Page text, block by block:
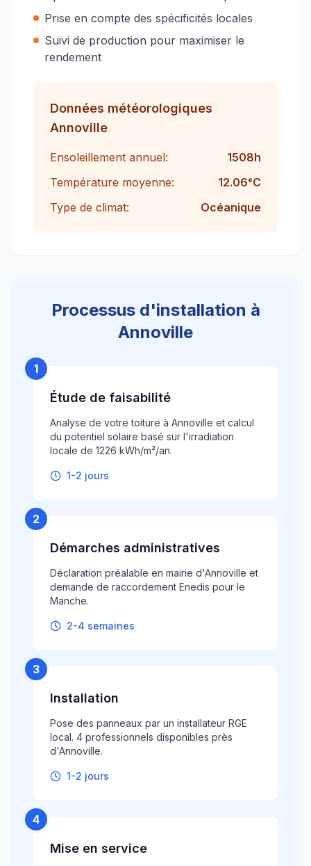
Prise en compte des spécificités locales
Suivi de production pour maximiser le
rendement
Données météorologiques
Annoville
Ensoleillement annuel: 1508h
Température moyenne:
12.06°C
Type de climat:
Océanique
Processus d'installation à
Annoville
1
Étude de faisabilité
Analyse de votre toiture à Annoville et calcul
du potentiel solaire basé sur l'irradiation
locale de 1226 kWh/m²/an.
1-2 jours
2
Démarches administratives
Déclaration préalable en mairie d'Annoville et
demande de raccordement Enedis pour le
Manche.
2-4 semaines
3
Installation
Pose des panneaux par un installateur RGE
local. 4 professionnels disponibles près
d'Annoville.
1-2 jours
4
Mise en service